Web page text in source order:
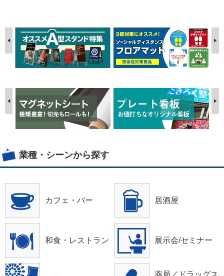
業種・シーンから探す
カフェ・バー 居酒屋
和食・レストラン 展示会/セミナー
薬局／ドラッグス